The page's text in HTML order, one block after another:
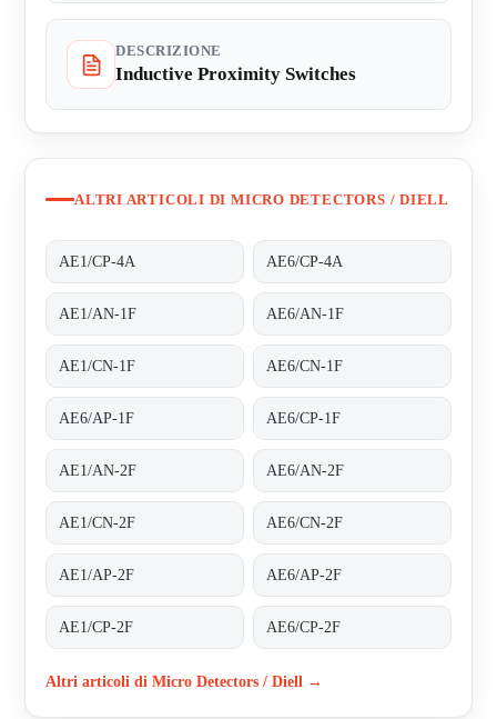
DESCRIZIONE
Inductive Proximity Switches
ALTRI ARTICOLI DI MICRO DETECTORS / DIELL
AE1/CP-4A AE6/CP-4A
AE1/AN-1F AE6/AN-1F
AE1/CN-1F AE6/CN-1F
AE6/AP-1F AE6/CP-1F
AE1/AN-2F AE6/AN-2F
AE1/CN-2F AE6/CN-2F
AE1/AP-2F AE6/AP-2F
AE1/CP-2F AE6/CP-2F
Altri articoli di Micro Detectors / Diell →